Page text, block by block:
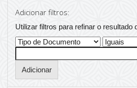
Adicionar filtros:
Utilizar filtros para refinar o resultado